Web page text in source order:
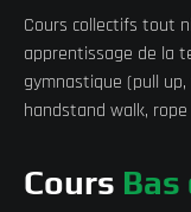
Cours collectifs tout
apprentissage de la
gymnastique (pull
handstand walk, rope
Cours Bas